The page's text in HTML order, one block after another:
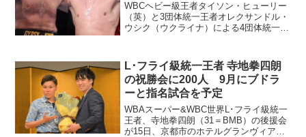
WBCヘビー級王者タイソン・ヒューリー
（英）と3団体統一王者オレクサンドル・
ウシク（ウクライナ）による4団体統一戦
ダム・アリーナと報じ、他のメディアも
続いた。近々正...
L･フライ級統一王者 寺地拳四朗
の祝勝会に200人 9月にブドラ
ーと指名試合を予定
WBAスーパー&WBC世界L･フライ級統一
王者、寺地拳四朗（31＝BMB）の後援会
が15日、京都市のホテルグランヴィア京